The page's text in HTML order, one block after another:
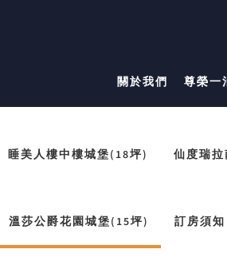
關於我們 尊榮一
睡美人樓中樓城堡(18坪) 仙度瑞
溫莎公爵花園城堡(15坪) 訂房須知